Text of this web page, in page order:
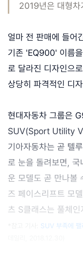
2019년은 대형차
얼마 전 판매에 들어
기존 'EQ900' 이름
로 달라진 디자인으
상당히 파격적인 디
현대자동차 그룹은
SUV(Sport Utility
기아자동차는 곧 텔
로 눈을 돌려보면, 국
운 모델도 곧 만나볼
즈 페이스리프트 모
츠 S클래스는 풀체
SUV 부족에 팰